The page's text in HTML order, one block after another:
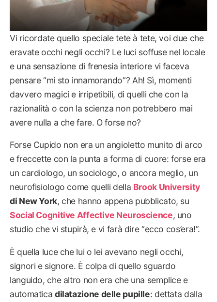
Vi ricordate quello speciale tete à tete, voi due che
eravate occhi negli occhi? Le luci soffuse nel locale
e una sensazione di frenesia interiore vi faceva
pensare “mi sto innamorando”? Ah! Sì, momenti
davvero magici e irripetibili, di quelli che con la
razionalità o con la scienza non potrebbero mai
avere nulla a che fare. O forse no?
Forse Cupido non era un angioletto munito di arco
e freccette con la punta a forma di cuore: forse era
un cardiologo, un sociologo, o ancora meglio, un
neurofisiologo come quelli della Brook University
di New York, che hanno appena pubblicato, su
Social Cognitive Affective Neuroscience, uno
studio che vi stupirà, e vi farà dire “ecco cos’era!”.
È quella luce che lui o lei avevano negli occhi,
signori e signore. È colpa di quello sguardo
languido, che altro non era che una semplice e
automatica dilatazione delle pupille: dettata dalla